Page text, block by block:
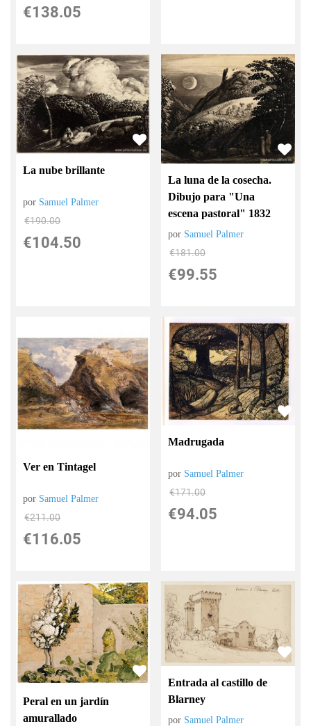
€138.05
La nube brillante
por Samuel Palmer
€190.00
€104.50
La luna de la cosecha.
Dibujo para "Una
escena pastoral" 1832
por Samuel Palmer
€181.00
€99.55
Ver en Tintagel
por Samuel Palmer
€211.00
€116.05
Madrugada
por Samuel Palmer
€171.00
€94.05
Peral en un jardín
amurallado
Entrada al castillo de
Blarney
por Samuel Palmer